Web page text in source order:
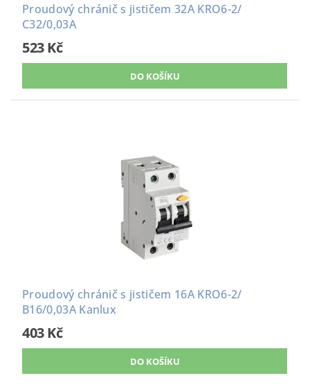
Proudový chránič s jističem 32A KRO6-2/
C32/0,03A
523 Kč
Proudový chránič s jističem 16A KRO6-2/
B16/0,03A Kanlux
403 Kč